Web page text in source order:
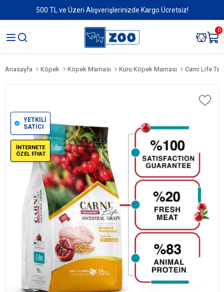
500 TL ve Üzeri Alışverişlerinizde Kargo Ücretsiz!
0
Anasayfa Köpek Köpek Maması Kuru Köpek Maması Carni Life
YETKİLİ
SATICI
İNTERNETE
ÖZEL FİYAT